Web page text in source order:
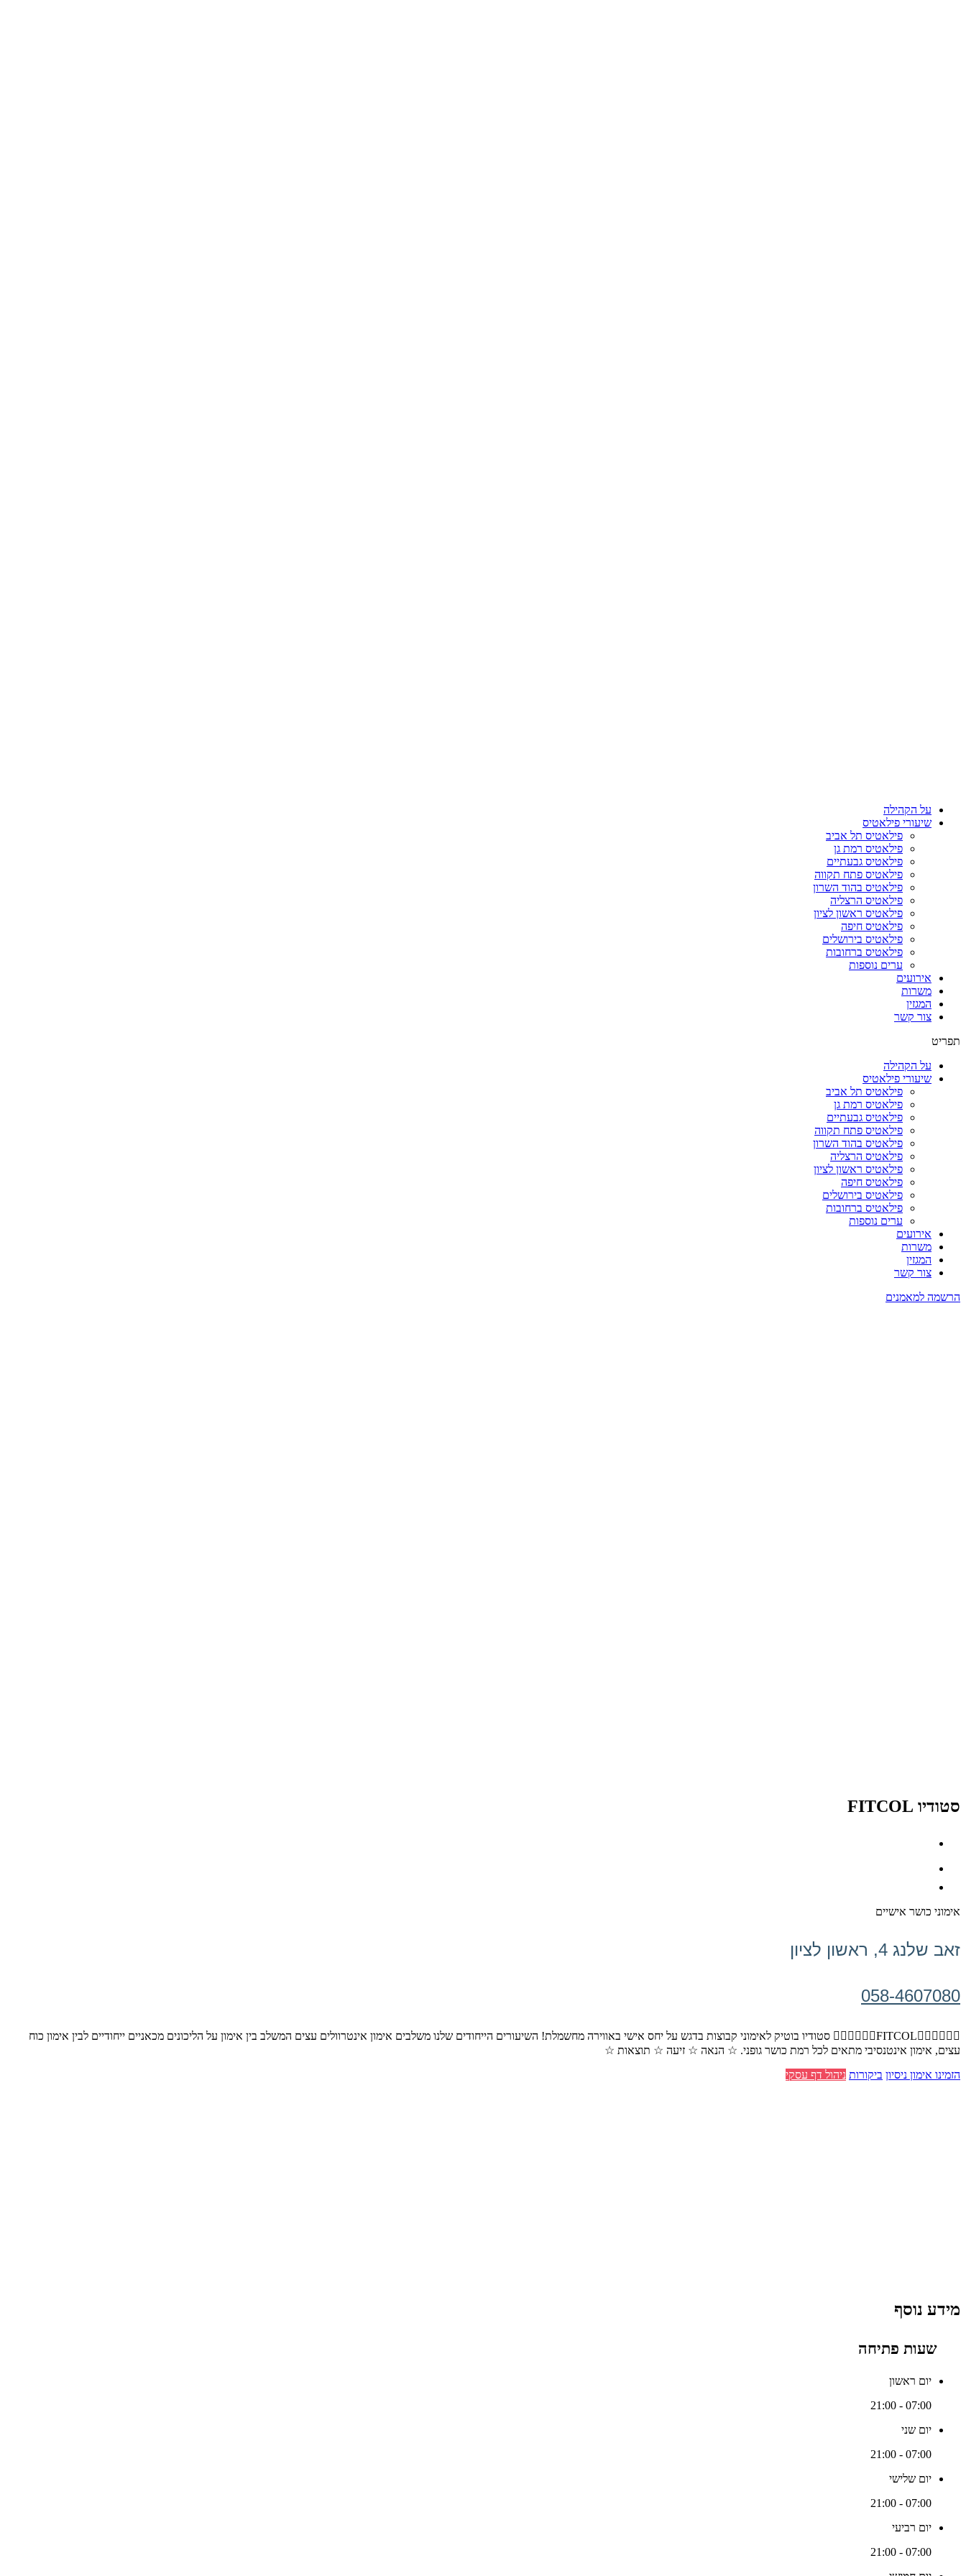
על הקהילה
שיעורי פילאטיס
פילאטיס תל אביב
פילאטיס רמת גן
פילאטיס גבעתיים
פילאטיס פתח תקווה
פילאטיס בהוד השרון
פילאטיס הרצליה
פילאטיס ראשון לציון
פילאטיס חיפה
פילאטיס בירושלים
פילאטיס ברחובות
ערים נוספות
אירועים
משרות
המגזין
צור קשר
תפריט
על הקהילה
שיעורי פילאטיס
פילאטיס תל אביב
פילאטיס רמת גן
פילאטיס גבעתיים
פילאטיס פתח תקווה
פילאטיס בהוד השרון
פילאטיס הרצליה
פילאטיס ראשון לציון
פילאטיס חיפה
פילאטיס בירושלים
פילאטיס ברחובות
ערים נוספות
אירועים
משרות
המגזין
צור קשר
הרשמה למאמנים
סטודיו FITCOL
אימוני כושר אישיים
זאב שלנג 4, ראשון לציון
058-4607080
🏃‍♀️🏃‍♂️🏋️‍♂️FITCOL🏃‍♀️🏃‍♂️🏋️‍♂️ סטודיו בוטיק לאימוני קבוצות בדגש על יחס אישי באווירה מחשמלת! השיעורים הייחודים שלנו משלבים אימון אינטרוולים עצים המשלב בין אימון על הליכונים מכאניים ייחודיים לבין אימון כוח
עצים, אימון אינטנסיבי מתאים לכל רמת כושר גופני. ☆ הנאה ☆ זיעה ☆ תוצאות ☆
הזמינו אימון ניסיון ביקורות ניהול דף עסקי
מידע נוסף
שעות פתיחה
יום ראשון
07:00 - 21:00
יום שני
07:00 - 21:00
יום שלישי
07:00 - 21:00
יום רביעי
07:00 - 21:00